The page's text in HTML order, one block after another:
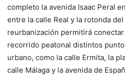
completo la avenida Isaac Peral
entre la calle Real y la rotonda
reurbanización permitirá
recorrido peatonal distintos
urbano, como la calle Ermita, la
calle Málaga y la avenida de